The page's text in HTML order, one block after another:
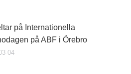
på Internationella
på ABF i Örebro
04